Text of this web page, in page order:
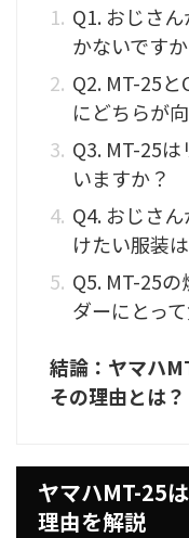
Q1. おじさ
かないです
Q2. MT-25
にどちらが
Q3. MT-25
いますか？
Q4. おじさ
けたい服装
Q5. MT-25
ダーにとっ
結論：ヤマハ
その理由とは？
ヤマハMT-25
理由を解説